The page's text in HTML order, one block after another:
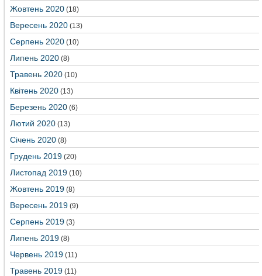
Жовтень 2020 (18)
Вересень 2020 (13)
Серпень 2020 (10)
Липень 2020 (8)
Травень 2020 (10)
Квітень 2020 (13)
Березень 2020 (6)
Лютий 2020 (13)
Січень 2020 (8)
Грудень 2019 (20)
Листопад 2019 (10)
Жовтень 2019 (8)
Вересень 2019 (9)
Серпень 2019 (3)
Липень 2019 (8)
Червень 2019 (11)
Травень 2019 (11)